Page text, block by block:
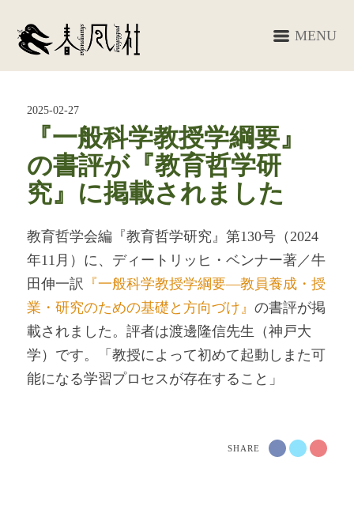
MENU
2025-02-27
『一般科学教授学綱要』
の書評が『教育哲学研
究』に掲載されました
教育哲学会編『教育哲学研究』第130号（2024
年11月）に、ディートリッヒ・ベンナー著／牛
田伸一訳
『一般科学教授学綱要―教員養成・授
業・研究のための基礎と方向づけ』の書評が掲
載されました。評者は渡邊隆信先生（神戸大
学）です。「教授によって初めて起動しまた可
能になる学習プロセスが存在すること」
SHARE